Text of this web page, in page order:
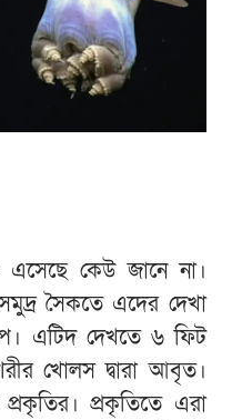
এসেছে কেউ জানে না।
সৈকতে এদের দেখা
এটিদ দেখতে ৬ ফিট
খোলস দ্বারা আবৃত।
প্রকৃতিতে এরা